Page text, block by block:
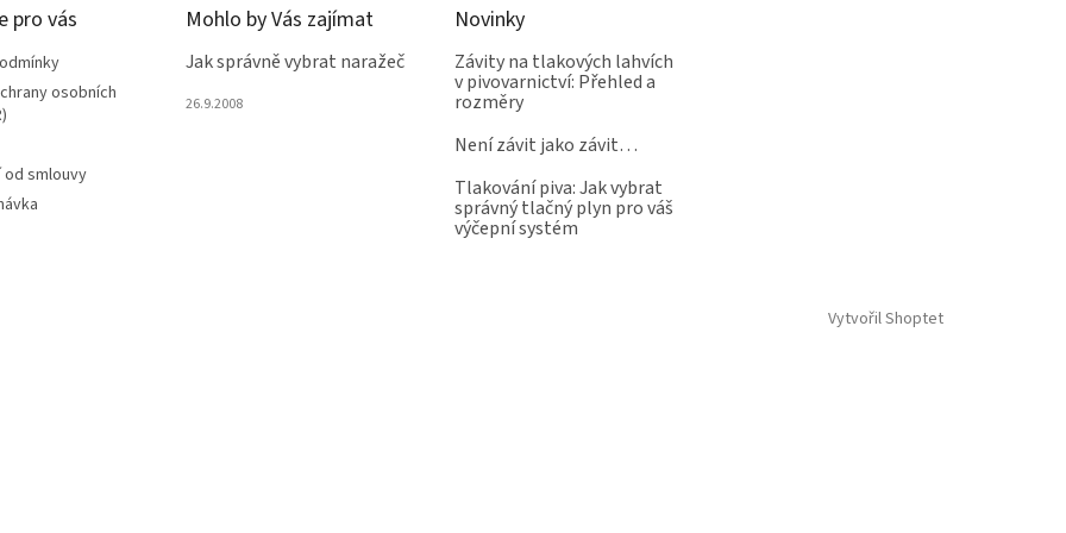
pro vás
osobních
smlouvy
Mohlo by Vás zajímat
Jak správně vybrat naražeč
26.9.2008
Novinky
Závity na tlakových lahvích
v pivovarnictví: Přehled a
rozměry
Není závit jako závit…
Tlakování piva: Jak vybrat
správný tlačný plyn pro váš
výčepní systém
Vytvořil Shoptet